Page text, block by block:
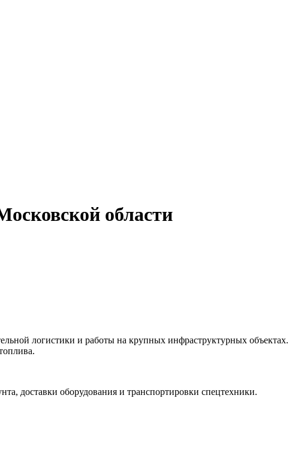
области
логистики и работы на крупных инфраструктурных объектах.
доставки оборудования и транспортировки спецтехники.